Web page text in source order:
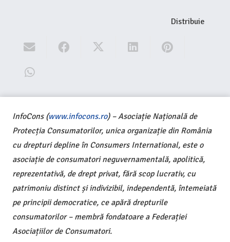
Distribuie
InfoCons (www.infocons.ro) – Asociație Națională de
Protecția Consumatorilor, unica organizație din România
cu drepturi depline în Consumers International, este o
asociație de consumatori neguvernamentală, apolitică,
reprezentativă, de drept privat, fără scop lucrativ, cu
patrimoniu distinct și indivizibil, independentă, întemeiată
pe principii democratice, ce apără drepturile
consumatorilor – membră fondatoare a Federației
Asociațiilor de Consumatori.